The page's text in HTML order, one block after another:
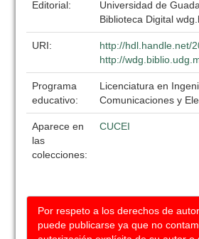
Editorial:
Universidad de
Biblioteca Digital
URI:
http://hdl.handle.net/
http://
Programa
educativo:
Licenciatura en
Comunicaciones y
Aparece en
las
colecciones:
CUCEI
Por respeto a los derechos de
puede publicarse ya que no